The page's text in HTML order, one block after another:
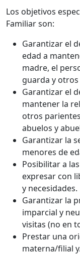
Los objetivos
Familiar son:
Garantizar el
edad a
madre, el
guarda y
Garantizar el
mantener la
otros
abuelos y
Garantizar la
menores de
Posibilitar a
expresar con
y necesidades.
Garantizar la
imparcial y
visitas (no en
Prestar una
materna/filial